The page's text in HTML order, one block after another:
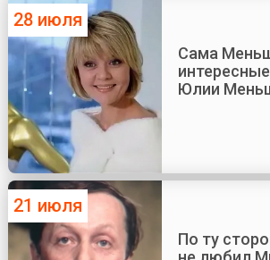
28 июля
Сама
Юлии
21 июля
По ту